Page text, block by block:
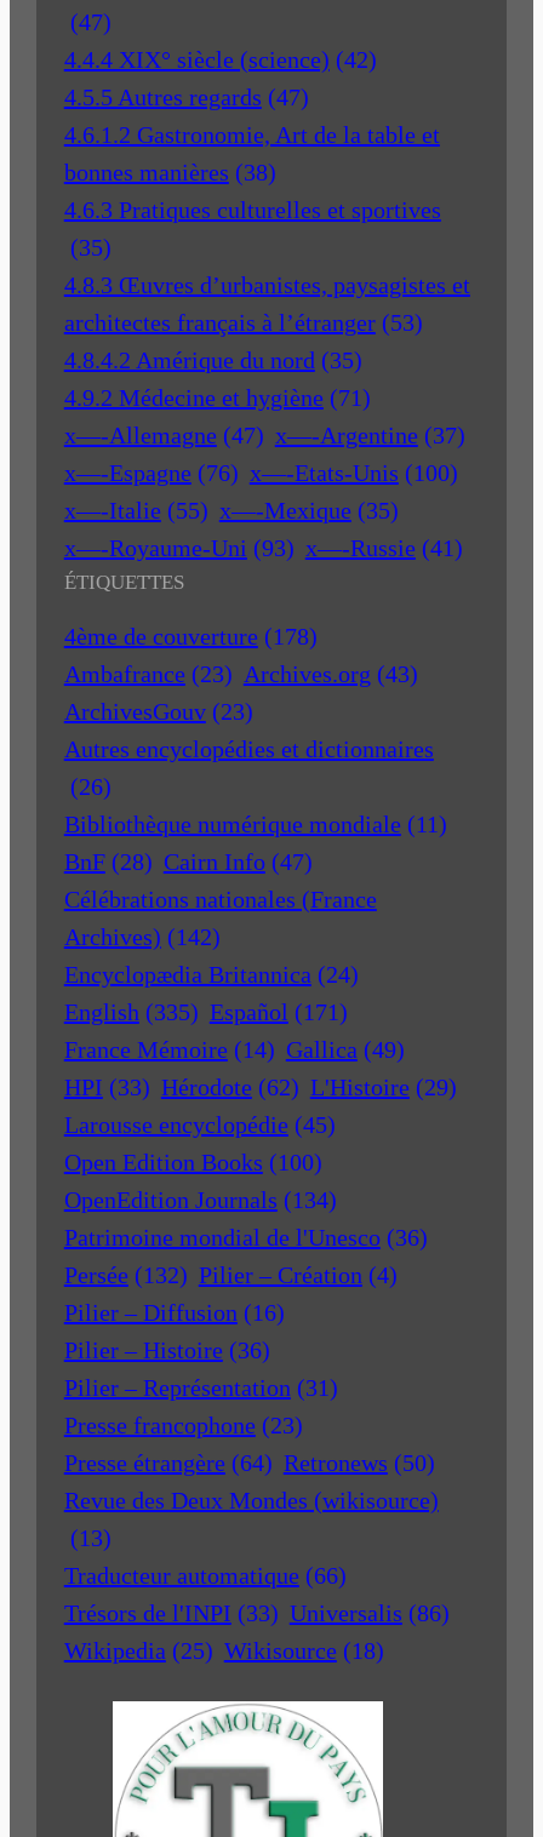
(47)
4.4.4 XIX° siècle (science) (42)
4.5.5 Autres regards (47)
4.6.1.2 Gastronomie, Art de la table et
bonnes manières (38)
4.6.3 Pratiques culturelles et sportives
(35)
4.8.3 Œuvres d’urbanistes, paysagistes et
architectes français à l’étranger (53)
4.8.4.2 Amérique du nord (35)
4.9.2 Médecine et hygiène (71)
x—-Allemagne (47) x—-Argentine (37)
x—-Espagne (76) x—-Etats-Unis (100)
x—-Italie (55) x—-Mexique (35)
x—-Royaume-Uni (93) x—-Russie (41)
ÉTIQUETTES
4ème de couverture (178)
Ambafrance (23) Archives.org (43)
ArchivesGouv (23)
Autres encyclopédies et dictionnaires
(26)
Bibliothèque numérique mondiale (11)
BnF (28) Cairn Info (47)
Célébrations nationales (France
Archives) (142)
Encyclopædia Britannica (24)
English (335) Español (171)
France Mémoire (14) Gallica (49)
HPI (33) Hérodote (62) L'Histoire (29)
Larousse encyclopédie (45)
Open Edition Books (100)
OpenEdition Journals (134)
Patrimoine mondial de l'Unesco (36)
Persée (132) Pilier – Création (4)
Pilier – Diffusion (16)
Pilier – Histoire (36)
Pilier – Représentation (31)
Presse francophone (23)
Presse étrangère (64) Retronews (50)
Revue des Deux Mondes (wikisource)
(13)
Traducteur automatique (66)
Trésors de l'INPI (33) Universalis (86)
Wikipedia (25) Wikisource (18)